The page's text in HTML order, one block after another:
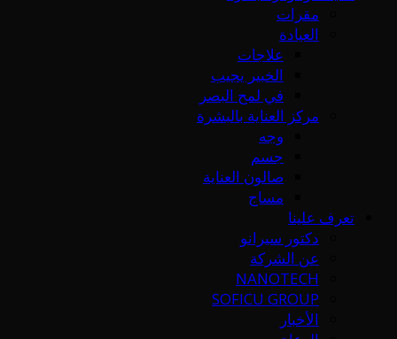
مقرات
العيادة
علاجات
الخبير يجيب
في لمح البصر
مركز العناية بالبشرة
وجه
جسم
صالون العناية
مساج
تعرف علينا
دكتور سيرانو
عن الشركة
NANOTECH
SOFICU GROUP
الأخبار